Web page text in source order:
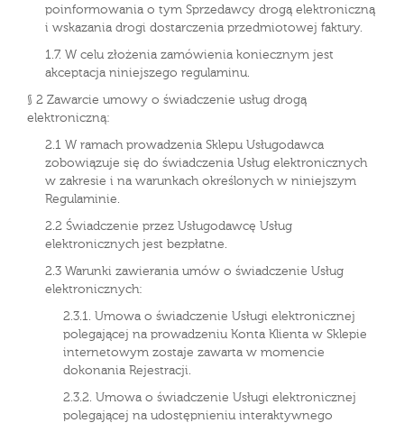
poinformowania o tym Sprzedawcy drogą elektroniczną
i wskazania drogi dostarczenia przedmiotowej faktury.
1.7. W celu złożenia zamówienia koniecznym jest
akceptacja niniejszego regulaminu.
§ 2 Zawarcie umowy o świadczenie usług drogą
elektroniczną:
2.1 W ramach prowadzenia Sklepu Usługodawca
zobowiązuje się do świadczenia Usług elektronicznych
w zakresie i na warunkach określonych w niniejszym
Regulaminie.
2.2 Świadczenie przez Usługodawcę Usług
elektronicznych jest bezpłatne.
2.3 Warunki zawierania umów o świadczenie Usług
elektronicznych:
2.3.1. Umowa o świadczenie Usługi elektronicznej
polegającej na prowadzeniu Konta Klienta w Sklepie
internetowym zostaje zawarta w momencie
dokonania Rejestracji.
2.3.2. Umowa o świadczenie Usługi elektronicznej
polegającej na udostępnieniu interaktywnego